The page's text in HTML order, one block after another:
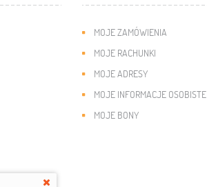
MOJE ZAMÓWIENIA
MOJE RACHUNKI
MOJE ADRESY
MOJE INFORMACJE OSOBISTE
MOJE BONY